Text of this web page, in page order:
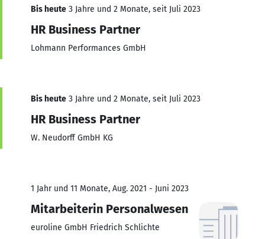
Bis heute 3 Jahre und 2 Monate, seit Juli 2023
HR Business Partner
Lohmann Performances GmbH
Bis heute 3 Jahre und 2 Monate, seit Juli 2023
HR Business Partner
W. Neudorff GmbH KG
1 Jahr und 11 Monate, Aug. 2021 - Juni 2023
Mitarbeiterin Personalwesen
euroline GmbH Friedrich Schlichte